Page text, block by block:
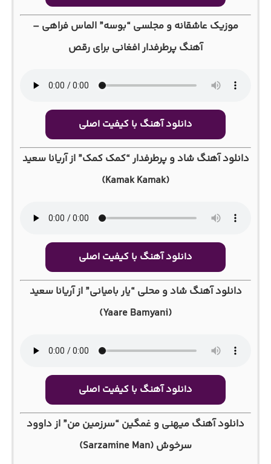
موزیک عاشقانه و مجلسی “بوسه” الماس فراهی –
آهنگ پرطرفدار افغانی برای رقص
دانلود آهنگ با کیفیت اصلی
دانلود آهنگ شاد و پرطرفدار “کمک کمک” از آریانا سعید
(Kamak Kamak)
دانلود آهنگ با کیفیت اصلی
دانلود آهنگ شاد و محلی “یار بامیانی” از آریانا سعید
(Yaare Bamyani)
دانلود آهنگ با کیفیت اصلی
دانلود آهنگ میهنی و غمگین “سرزمین من” از داوود
سرخوش (Sarzamine Man)